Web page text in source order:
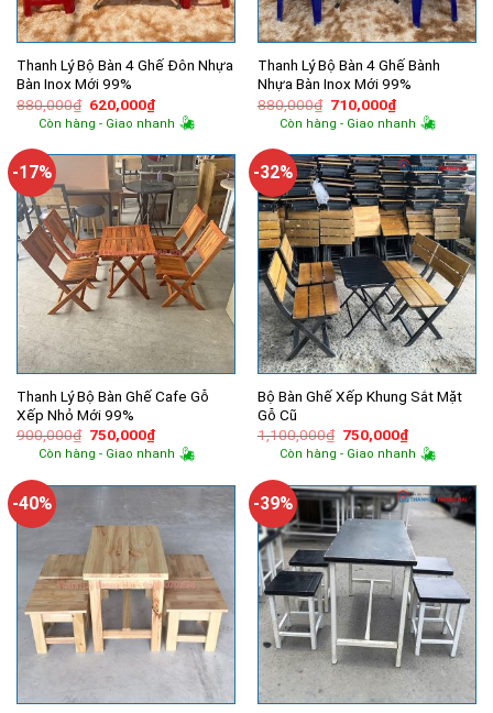
Thanh Lý Bộ Bàn 4 Ghế Đôn Nhựa
Bàn Inox Mới 99%
880,000₫ Giá
gốc
là:
620,000₫Giá
hiện
tại
620,000₫.
Còn hàng - Giao nhanh
Thanh Lý Bộ Bàn 4 Ghế Bành
Nhựa Bàn Inox Mới 99%
880,000₫ Giá
gốc
là:
710,000₫Giá
hiện
tại
710,000₫.
Còn hàng - Giao nhanh
-17%
Thanh Lý Bộ Bàn Ghế Cafe Gỗ
Xếp Nhỏ Mới 99%
900,000₫ Giá
gốc
là:
750,000₫Giá
hiện
tại
750,000₫.
Còn hàng - Giao nhanh
-32%
Bộ Bàn Ghế Xếp Khung Sắt Mặt
Gỗ Cũ
1,100,000₫ Giá
gốc
là:
750,000₫Giá
hiện
tại
750,000₫.
Còn hàng - Giao nhanh
-40% -39%